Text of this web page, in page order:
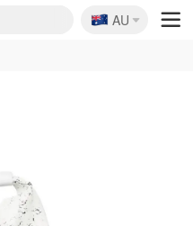
🇦🇺
AU